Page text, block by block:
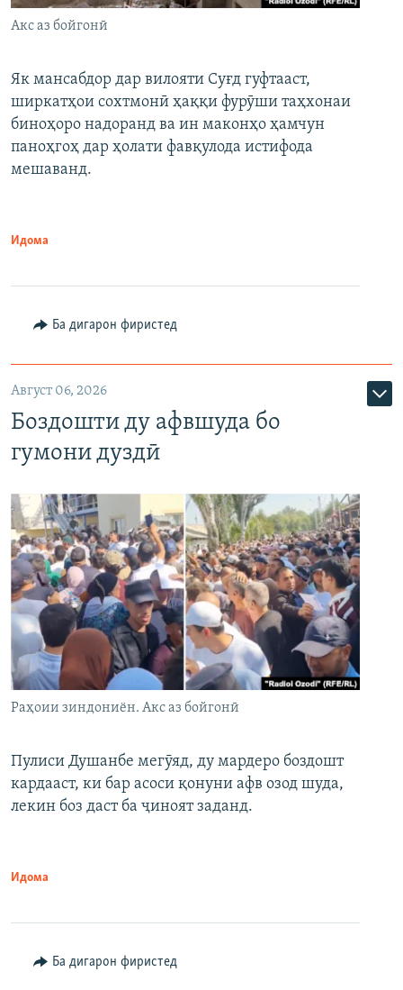
Акс аз бойгонӣ
Як мансабдор дар вилояти Суғд гуфтааст,
ширкатҳои сохтмонӣ ҳаққи фурӯши таҳхонаи
биноҳоро надоранд ва ин маконҳо ҳамчун
паноҳгоҳ дар ҳолати фавқулода истифода
мешаванд.
Идома
Ба дигарон фиристед
Август 06, 2026
Боздошти ду афвшуда бо
гумони дуздӣ
Раҳоии зиндониён. Акс аз бойгонӣ
Пулиси Душанбе мегӯяд, ду мардеро боздошт
кардааст, ки бар асоси қонуни афв озод шуда,
лекин боз даст ба ҷиноят заданд.
Идома
Ба дигарон фиристед